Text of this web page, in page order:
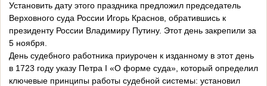
Установить дату этого праздника предложил председатель
Верховного суда России Игорь Краснов, обратившись к
президенту России Владимиру Путину. Этот день закрепили за
5 ноября.
День судебного работника приурочен к изданному в этот день
в 1723 году указу Петра I «О форме суда», который определил
ключевые принципы работы судебной системы: установил